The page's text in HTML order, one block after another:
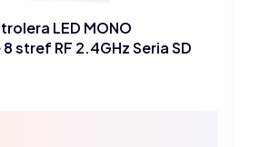
LED MONO
stref RF 2.4GHz Seria SD